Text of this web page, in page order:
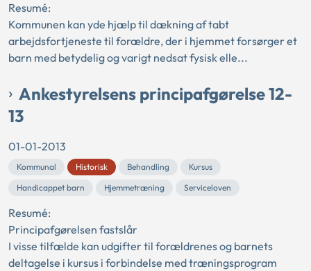
Resumé:
Kommunen kan yde hjælp til dækning af tabt
arbejdsfortjeneste til forældre, der i hjemmet forsørger et
barn med betydelig og varigt nedsat fysisk elle...
Ankestyrelsens principafgørelse 12-
13
01-01-2013
Kommunal Historisk Behandling
Kursus
Handicappet barn
Hjemmetræning Serviceloven
Resumé:
Principafgørelsen fastslår
I visse tilfælde kan udgifter til forældrenes og barnets
deltagelse i kursus i forbindelse med træningsprogram